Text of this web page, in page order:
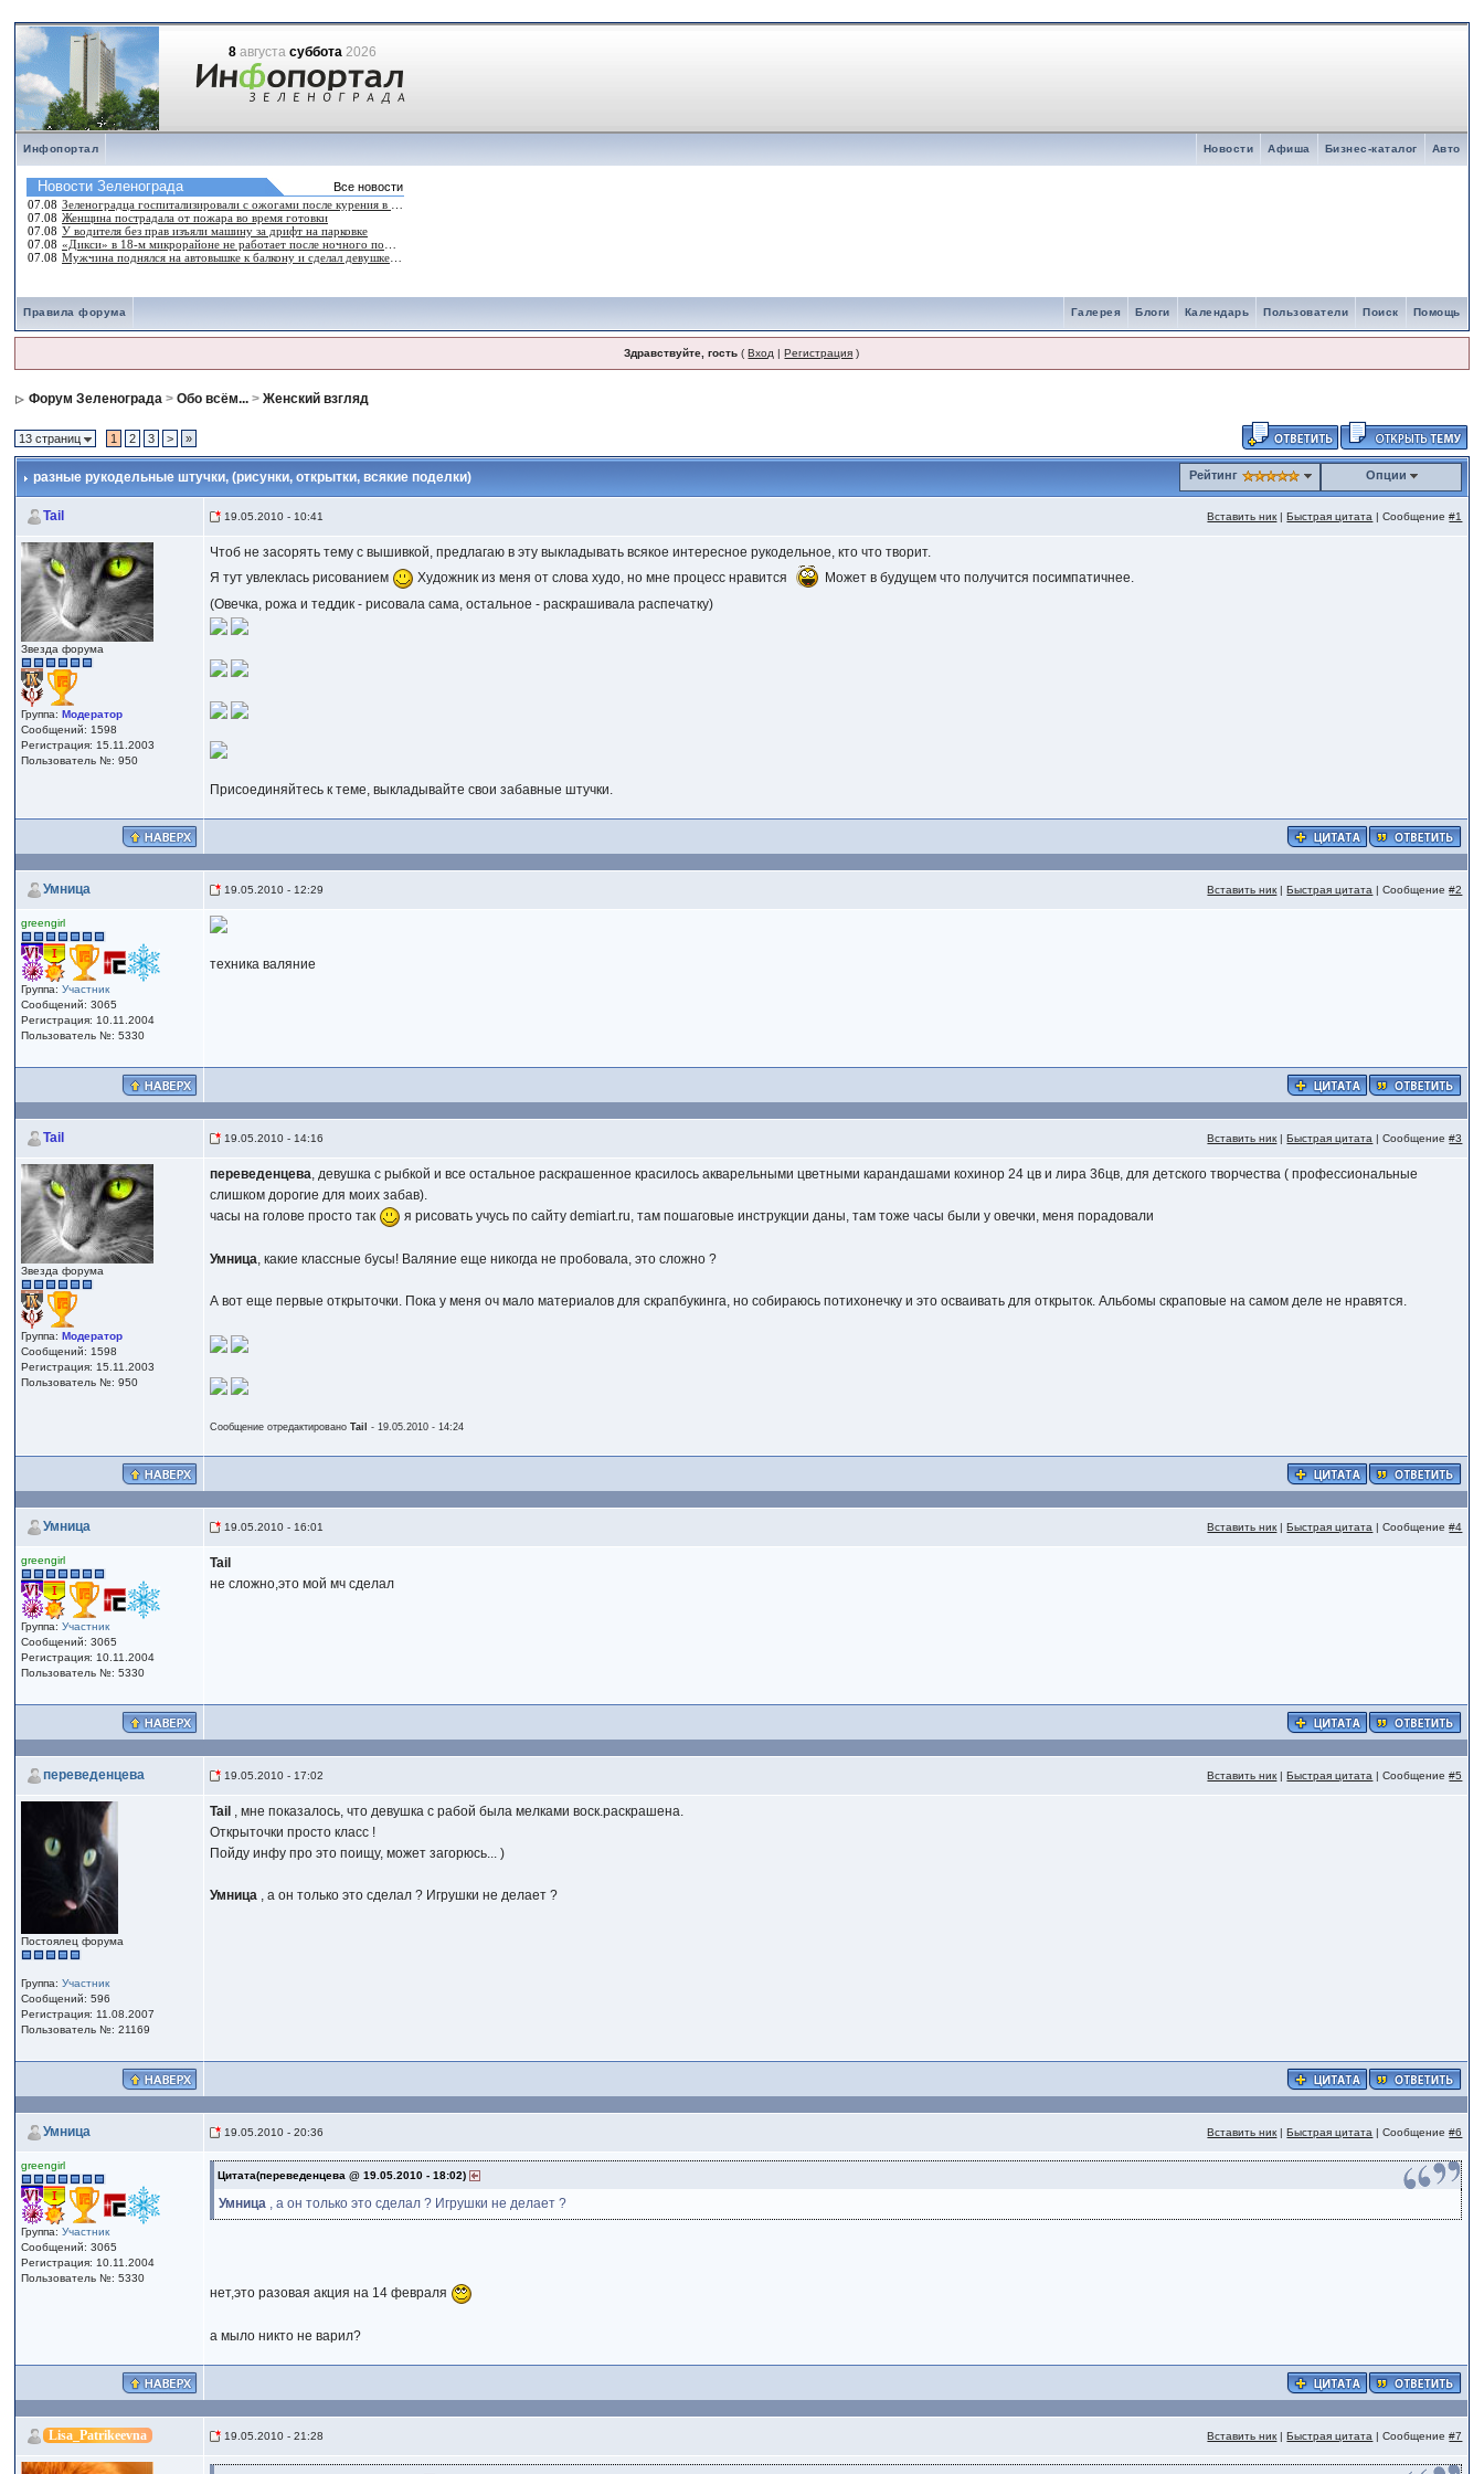
8 августасуббота 2026
Инфопортал Авто
Бизнес-каталог
Афиша
Новости
Правила форума Помощь
Поиск
Пользователи
Календарь
Блоги
Галерея
Здравствуйте, гость (Вход |Регистрация )
Форум Зеленограда >Обо всём... >Женский взгляд
13 страниц 1 2 3 > »
разные рукодельные штучки, (рисунки, открытки, всякие поделки) Рейтинг Опции
Tail 19.05.2010 - 10:41 Вставить ник |Быстрая цитата | Сообщение#1
Звезда форума
Группа:Модератор
Сообщений: 1598
Регистрация: 15.11.2003
Пользователь №: 950
Чтоб не засорять тему с вышивкой, предлагаю в эту выкладывать всякое интересное рукодельное, кто что творит.
Я тут увлеклась рисованием
Художник из меня от слова худо, но мне процесс нравится
Может в будущем что получится посимпатичнее.
(Овечка, рожа и теддик - рисовала сама, остальное - раскрашивала распечатку)
Присоединяйтесь к теме, выкладывайте свои забавные штучки.
Умница 19.05.2010 - 12:29 Вставить ник |Быстрая цитата | Сообщение#2
greengirl
Группа:Участник
Сообщений: 3065
Регистрация: 10.11.2004
Пользователь №: 5330
техника валяние
Tail 19.05.2010 - 14:16 Вставить ник |Быстрая цитата | Сообщение#3
Звезда форума
Группа:Модератор
Сообщений: 1598
Регистрация: 15.11.2003
Пользователь №: 950
переведенцева, девушка с рыбкой и все остальное раскрашенное красилось акварельными цветными карандашами кохинор 24 цв и лира 36цв, для детского творчества ( профессиональные
слишком дорогие для моих забав).
часы на голове просто так
я рисовать учусь по сайту demiart.ru, там пошаговые инструкции даны, там тоже часы были у овечки, меня порадовали
Умница, какие классные бусы! Валяние еще никогда не пробовала, это сложно ?
А вот еще первые открыточки. Пока у меня оч мало материалов для скрапбукинга, но собираюсь потихонечку и это осваивать для открыток. Альбомы скраповые на самом деле не нравятся.
Сообщение отредактированоTail - 19.05.2010 - 14:24
Умница 19.05.2010 - 16:01 Вставить ник |Быстрая цитата | Сообщение#4
greengirl
Группа:Участник
Сообщений: 3065
Регистрация: 10.11.2004
Пользователь №: 5330
Tail
не сложно,это мой мч сделал
переведенцева 19.05.2010 - 17:02 Вставить ник |Быстрая цитата | Сообщение#5
Постоялец форума
Группа:Участник
Сообщений: 596
Регистрация: 11.08.2007
Пользователь №: 21169
Tail , мне показалось, что девушка с рабой была мелками воск.раскрашена.
Открыточки просто класс !
Пойду инфу про это поищу, может загорюсь... )
Умница , а он только это сделал ? Игрушки не делает ?
Умница 19.05.2010 - 20:36 Вставить ник |Быстрая цитата | Сообщение#6
greengirl
Группа:Участник
Сообщений: 3065
Регистрация: 10.11.2004
Пользователь №: 5330
Цитата(переведенцева @ 19.05.2010 - 18:02)
Умница , а он только это сделал ? Игрушки не делает ?
нет,это разовая акция на 14 февраля
а мыло никто не варил?
Lisa_Patrikeevna 19.05.2010 - 21:28 Вставить ник |Быстрая цитата | Сообщение#7